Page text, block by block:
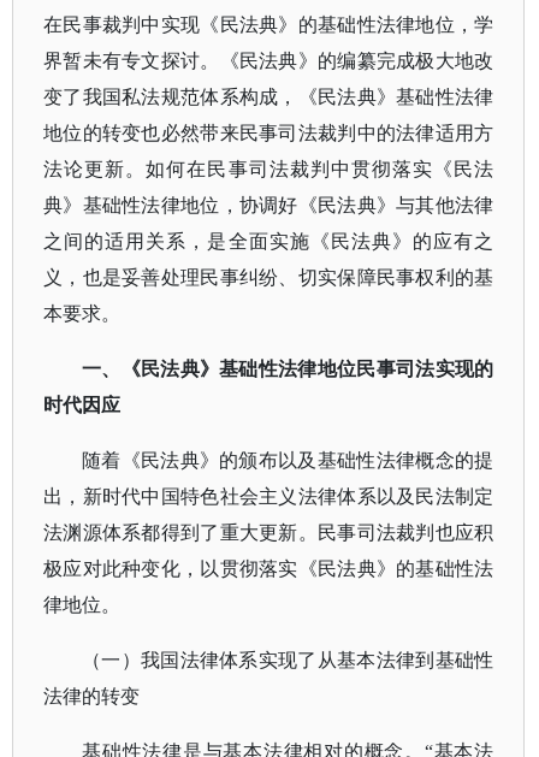
在民事裁判中实现《民法典》的基础性法律地位，学
界暂未有专文探讨。《民法典》的编纂完成极大地改
变了我国私法规范体系构成，《民法典》基础性法律
地位的转变也必然带来民事司法裁判中的法律适用方
法论更新。如何在民事司法裁判中贯彻落实《民法
典》基础性法律地位，协调好《民法典》与其他法律
之间的适用关系，是全面实施《民法典》的应有之
义，也是妥善处理民事纠纷、切实保障民事权利的基
本要求。
一、《民法典》基础性法律地位民事司法实现的
时代因应
随着《民法典》的颁布以及基础性法律概念的提
出，新时代中国特色社会主义法律体系以及民法制定
法渊源体系都得到了重大更新。民事司法裁判也应积
极应对此种变化，以贯彻落实《民法典》的基础性法
律地位。
（一） 我国法律体系实现了从基本法律到基础性
法律的转变
基础性法律是与基本法律相对的概念。 “基本法